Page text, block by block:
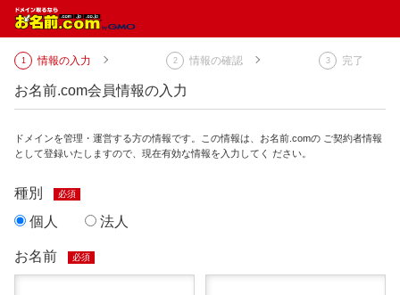
情報の入力 情報の確認 完了
お名前.com会員情報の入力
ドメインを管理・運営する方の情報です。この情報は、お名前.comの ご契約者情報
として登録いたしますので、現在有効な情報を入力してく ださい。
種別 必須
個人 法人
お名前 必須